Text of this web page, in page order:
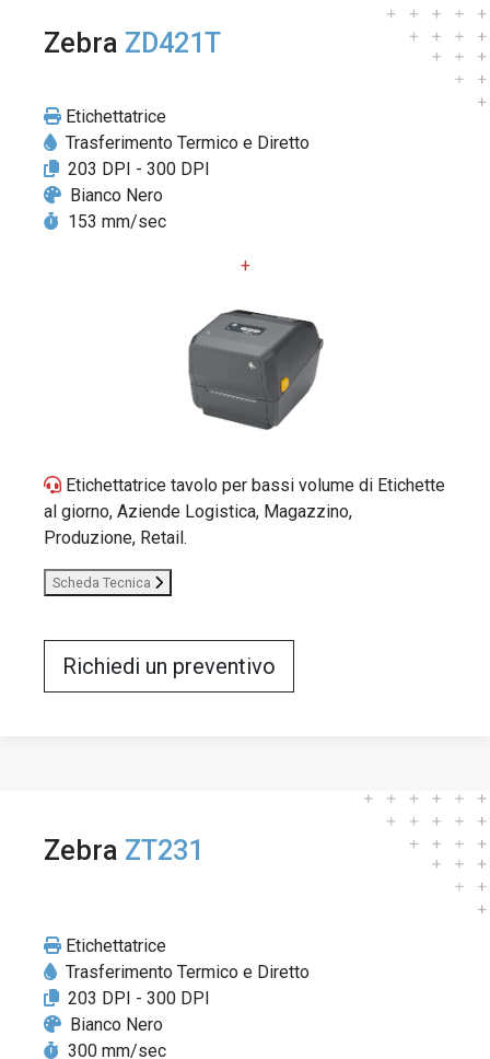
Zebra ZD421T
Etichettatrice
Trasferimento Termico e Diretto
203 DPI - 300 DPI
Bianco Nero
153 mm/sec
+
Etichettatrice tavolo per bassi volume di Etichette
al giorno, Aziende Logistica, Magazzino,
Produzione, Retail.
Scheda Tecnica
Richiedi un preventivo
Zebra ZT231
Etichettatrice
Trasferimento Termico e Diretto
203 DPI - 300 DPI
Bianco Nero
300 mm/sec